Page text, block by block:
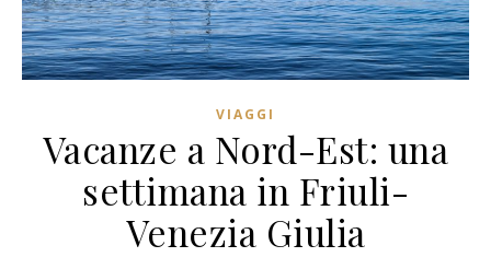
VIAGGI
Vacanze a Nord-Est: una
settimana in Friuli-
Venezia Giulia